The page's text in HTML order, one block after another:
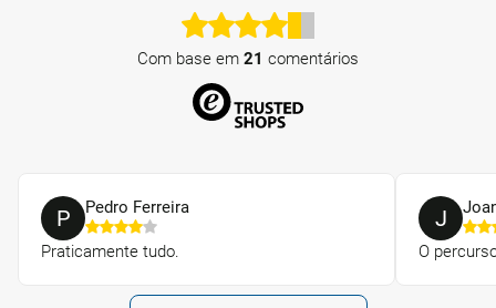
Com base em 21 comentários
P Pedro Ferreira
Praticamente tudo.
J
O